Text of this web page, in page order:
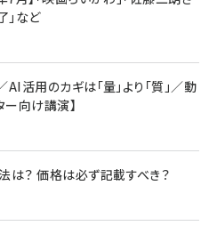
」など
活用のカギは「量」より「質」／動
向け講演】
は？ 価格は必ず記載すべき？